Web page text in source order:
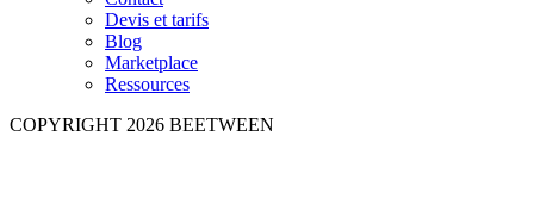
Devis et tarifs
Blog
Marketplace
Ressources
COPYRIGHT 2026 BEETWEEN